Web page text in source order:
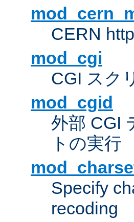
CERN
mod_cgi
CGI スク
mod_cgid
外部 CGI
トの実行
Specify
recoding